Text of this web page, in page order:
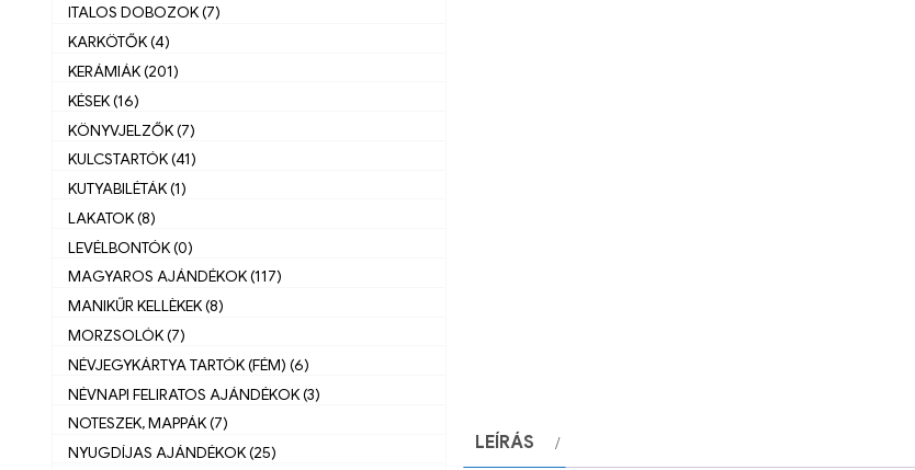
LEÍRÁS
ITALOS DOBOZOK (7)
KARKÖTŐK (4)
KERÁMIÁK (201)
KÉSEK (16)
KÖNYVJELZŐK (7)
KULCSTARTÓK (41)
KUTYABILÉTÁK (1)
LAKATOK (8)
LEVÉLBONTÓK (0)
MAGYAROS AJÁNDÉKOK (117)
MANIKŰR KELLÈKEK (8)
MORZSOLÓK (7)
NÉVJEGYKÁRTYA TARTÓK (FÉM) (6)
NÉVNAPI FELIRATOS AJÁNDÉKOK (3)
NOTESZEK, MAPPÁK (7)
NYUGDÍJAS AJÁNDÉKOK (25)